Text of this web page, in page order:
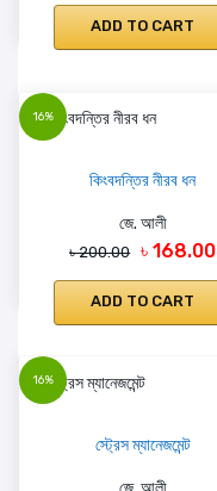
ADD TO CART
16%
কিংবদন্তির নীরব ধন
জে. আলী
৳ 200.00 ৳ 168.00
ADD TO CART
16%
স্ট্রেস ম্যানেজমেন্ট